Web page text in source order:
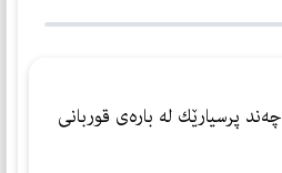
چەند پرسیارێك لە بارەی قوربانی